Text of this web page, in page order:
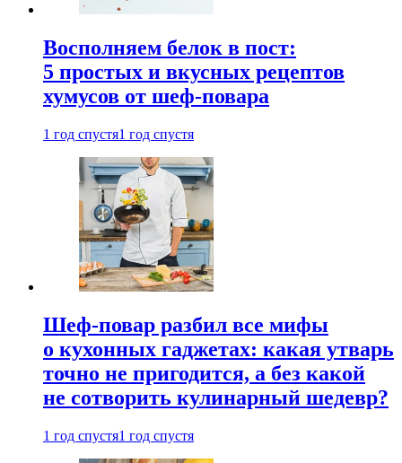
Восполняем белок в пост:
5 простых и вкусных рецептов
хумусов от шеф-повара
1 год спустя1 год спустя
Шеф-повар разбил все мифы
о кухонных гаджетах: какая утварь
точно не пригодится, а без какой
не сотворить кулинарный шедевр?
1 год спустя1 год спустя